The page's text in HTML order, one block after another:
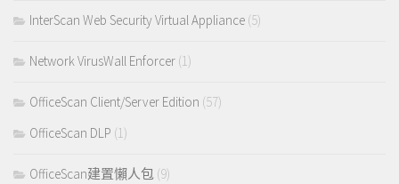
InterScan Web Security Virtual Appliance (5)
Network VirusWall Enforcer (1)
OfficeScan Client/Server Edition (57)
OfficeScan DLP (1)
OfficeScan建置懶人包 (9)